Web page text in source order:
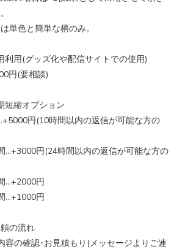
単色と簡単な柄のみ。
利用(グッズ化や配信サイトでの使用)
円(要相談)
短縮オプション
円(10時間以内の返信が可能な方の
…+3000円(24時間以内の返信が可能な方の
…+2000円
…+1000円
の流れ
容の確認･お見積もり(メッセージよりご連